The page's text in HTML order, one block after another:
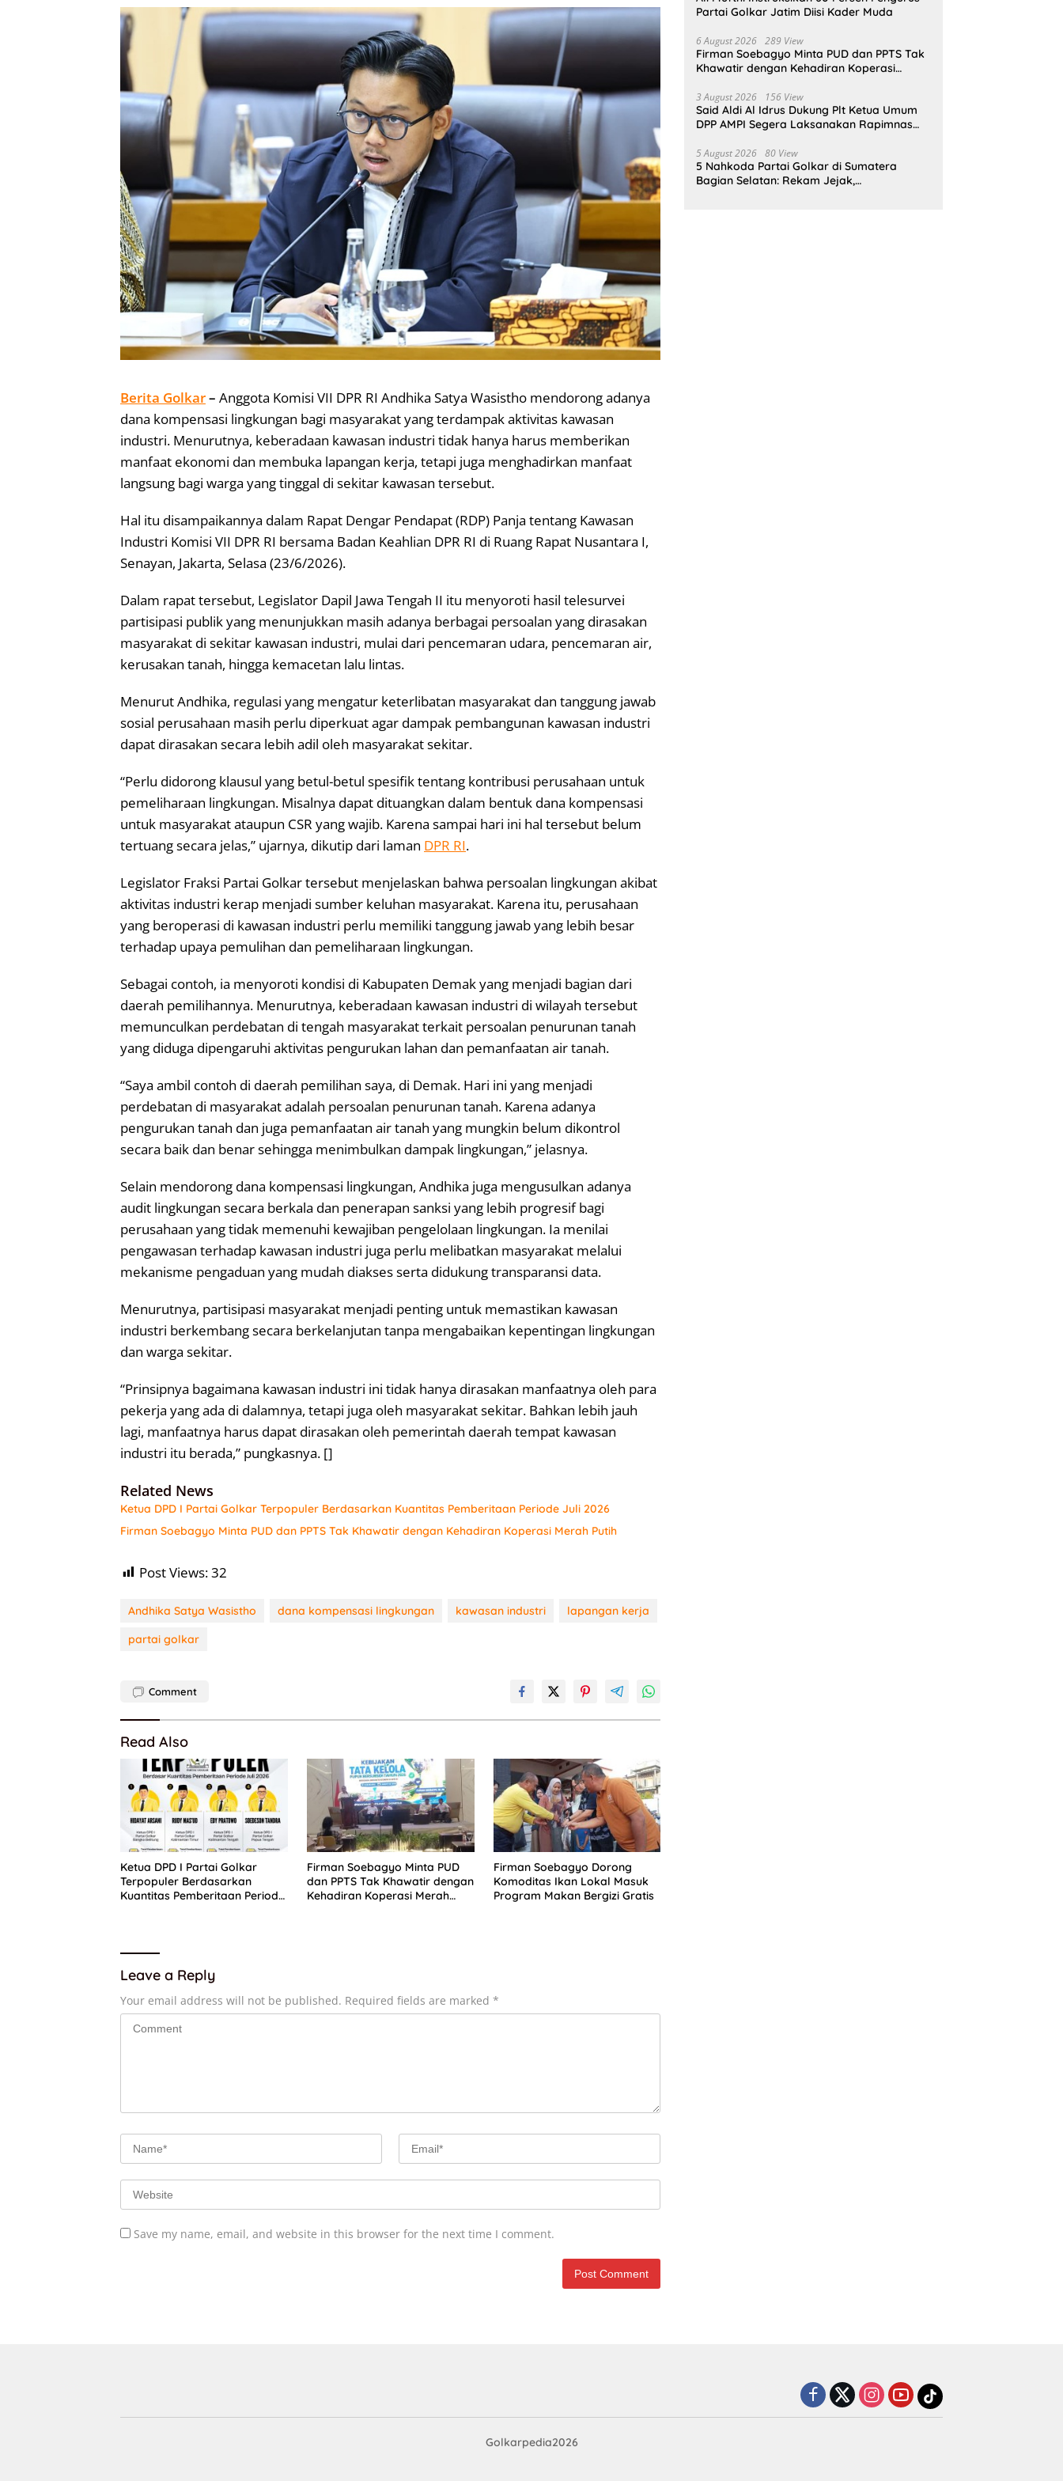
Berita Golkar– Anggota Komisi VII DPR RI Andhika Satya Wasistho mendorong adanya
dana kompensasi lingkungan bagi masyarakat yang terdampak aktivitas kawasan
industri. Menurutnya, keberadaan kawasan industri tidak hanya harus memberikan
manfaat ekonomi dan membuka lapangan kerja, tetapi juga menghadirkan manfaat
langsung bagi warga yang tinggal di sekitar kawasan tersebut.
Hal itu disampaikannya dalam Rapat Dengar Pendapat (RDP) Panja tentang Kawasan
Industri Komisi VII DPR RI bersama Badan Keahlian DPR RI di Ruang Rapat Nusantara I,
Senayan, Jakarta, Selasa (23/6/2026).
Dalam rapat tersebut, Legislator Dapil Jawa Tengah II itu menyoroti hasil telesurvei
partisipasi publik yang menunjukkan masih adanya berbagai persoalan yang dirasakan
masyarakat di sekitar kawasan industri, mulai dari pencemaran udara, pencemaran air,
kerusakan tanah, hingga kemacetan lalu lintas.
Menurut Andhika, regulasi yang mengatur keterlibatan masyarakat dan tanggung jawab
sosial perusahaan masih perlu diperkuat agar dampak pembangunan kawasan industri
dapat dirasakan secara lebih adil oleh masyarakat sekitar.
“Perlu didorong klausul yang betul-betul spesifik tentang kontribusi perusahaan untuk
pemeliharaan lingkungan. Misalnya dapat dituangkan dalam bentuk dana kompensasi
untuk masyarakat ataupun CSR yang wajib. Karena sampai hari ini hal tersebut belum
tertuang secara jelas,” ujarnya, dikutip dari laman DPR RI.
Legislator Fraksi Partai Golkar tersebut menjelaskan bahwa persoalan lingkungan akibat
aktivitas industri kerap menjadi sumber keluhan masyarakat. Karena itu, perusahaan
yang beroperasi di kawasan industri perlu memiliki tanggung jawab yang lebih besar
terhadap upaya pemulihan dan pemeliharaan lingkungan.
Sebagai contoh, ia menyoroti kondisi di Kabupaten Demak yang menjadi bagian dari
daerah pemilihannya. Menurutnya, keberadaan kawasan industri di wilayah tersebut
memunculkan perdebatan di tengah masyarakat terkait persoalan penurunan tanah
yang diduga dipengaruhi aktivitas pengurukan lahan dan pemanfaatan air tanah.
“Saya ambil contoh di daerah pemilihan saya, di Demak. Hari ini yang menjadi
perdebatan di masyarakat adalah persoalan penurunan tanah. Karena adanya
pengurukan tanah dan juga pemanfaatan air tanah yang mungkin belum dikontrol
secara baik dan benar sehingga menimbulkan dampak lingkungan,” jelasnya.
Selain mendorong dana kompensasi lingkungan, Andhika juga mengusulkan adanya
audit lingkungan secara berkala dan penerapan sanksi yang lebih progresif bagi
perusahaan yang tidak memenuhi kewajiban pengelolaan lingkungan. Ia menilai
pengawasan terhadap kawasan industri juga perlu melibatkan masyarakat melalui
mekanisme pengaduan yang mudah diakses serta didukung transparansi data.
Menurutnya, partisipasi masyarakat menjadi penting untuk memastikan kawasan
industri berkembang secara berkelanjutan tanpa mengabaikan kepentingan lingkungan
dan warga sekitar.
“Prinsipnya bagaimana kawasan industri ini tidak hanya dirasakan manfaatnya oleh para
pekerja yang ada di dalamnya, tetapi juga oleh masyarakat sekitar. Bahkan lebih jauh
lagi, manfaatnya harus dapat dirasakan oleh pemerintah daerah tempat kawasan
industri itu berada,” pungkasnya. []
Related News
Ketua DPD I Partai Golkar Terpopuler Berdasarkan Kuantitas Pemberitaan Periode Juli 2026
Firman Soebagyo Minta PUD dan PPTS Tak Khawatir dengan Kehadiran Koperasi Merah Putih
Post Views:32
Andhika Satya Wasistho dana kompensasi lingkungan kawasan industri
lapangan kerja
partai golkar
Comment
Read Also
Ketua DPD I Partai Golkar
Terpopuler Berdasarkan
Kuantitas Pemberitaan Periode
Firman Soebagyo Minta PUD
dan PPTS Tak Khawatir dengan
Kehadiran Koperasi Merah
Firman Soebagyo Dorong
Komoditas Ikan Lokal Masuk
Program Makan Bergizi Gratis
Leave a Reply
Your email address will not be published. Required fields are marked *
Save my name, email, and website in this browser for the next time I comment.
Partai Golkar Jatim Diisi Kader Muda
6 August 2026 289 View
Firman Soebagyo Minta PUD dan PPTS Tak
Khawatir dengan Kehadiran Koperasi
3 August 2026 156 View
Said Aldi Al Idrus Dukung Plt Ketua Umum
DPP AMPI Segera Laksanakan Rapimnas
5 August 2026 80 View
5 Nahkoda Partai Golkar di Sumatera
Bagian Selatan: Rekam Jejak,
Golkarpedia2026